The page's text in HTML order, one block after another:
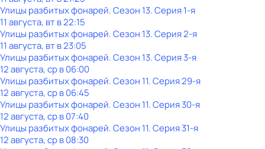
Улицы разбитых фонарей. Сезон 13. Серия 1-я
11 августа, вт в 22:15
Улицы разбитых фонарей. Сезон 13. Серия 2-я
11 августа, вт в 23:05
Улицы разбитых фонарей. Сезон 13. Серия 3-я
12 августа, ср в 06:00
Улицы разбитых фонарей. Сезон 11. Серия 29-я
12 августа, ср в 06:45
Улицы разбитых фонарей. Сезон 11. Серия 30-я
12 августа, ср в 07:40
Улицы разбитых фонарей. Сезон 11. Серия 31-я
12 августа, ср в 08:30